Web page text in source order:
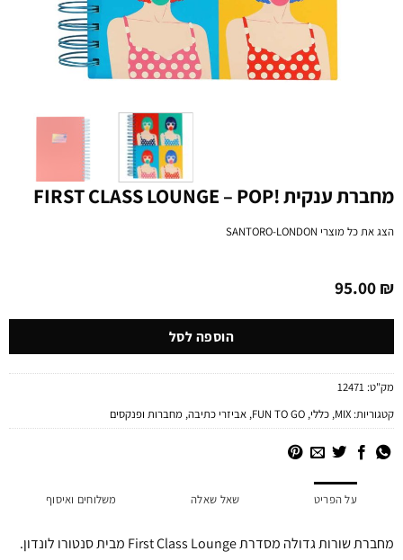
מחברת ענקית !FIRST CLASS LOUNGE – POP
הצג את כל מוצריSANTORO-LONDON
95.00₪
הוספה לסל
מק"ט:12471
קטגוריות:MIX
,כללי,
FUN TO GO
,אביזרי כתיבה,מחברות ופנקסים
על הפריט שאל שאלה משלוחים ואיסוף
מחברת שורות גדולה מסדרת First Class Lounge מבית סנטורו לונדון.